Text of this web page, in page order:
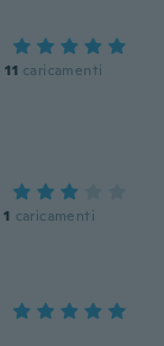
11 caricamenti
1 caricamenti